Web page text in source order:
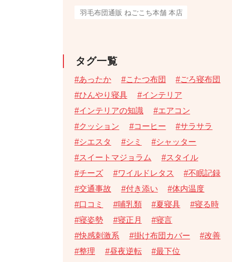
羽毛布団通販 ねごこち本舗 本店
タグ一覧
あったか こたつ布団
ごろ寝布団
ひんやり寝具
インテリア
インテリアの知識
エアコン
クッション
コーヒー
サラサラ
シエスタ
シミ
シャッター
スイートマジョラム
スタイル
チーズ
ワイルドレタス
不眠記録
交通事故
付き添い
体内温度
口コミ
哺乳類 夏寝具
寝る時
寝姿勢
寝正月
寝言
快感刺激系
掛け布団カバー
改善
整理
昼夜逆転
最下位